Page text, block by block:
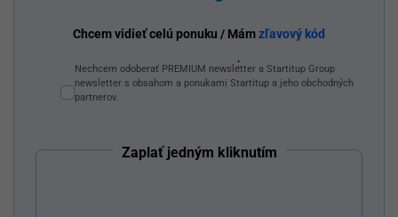
Chcem vidieť celú ponuku / Mámzľavový kód
Nechcem odoberať PREMIUM newsletter a Startitup Group
newsletter s obsahom a ponukami Startitup a jeho obchodných
partnerov.
Zaplať jedným kliknutím